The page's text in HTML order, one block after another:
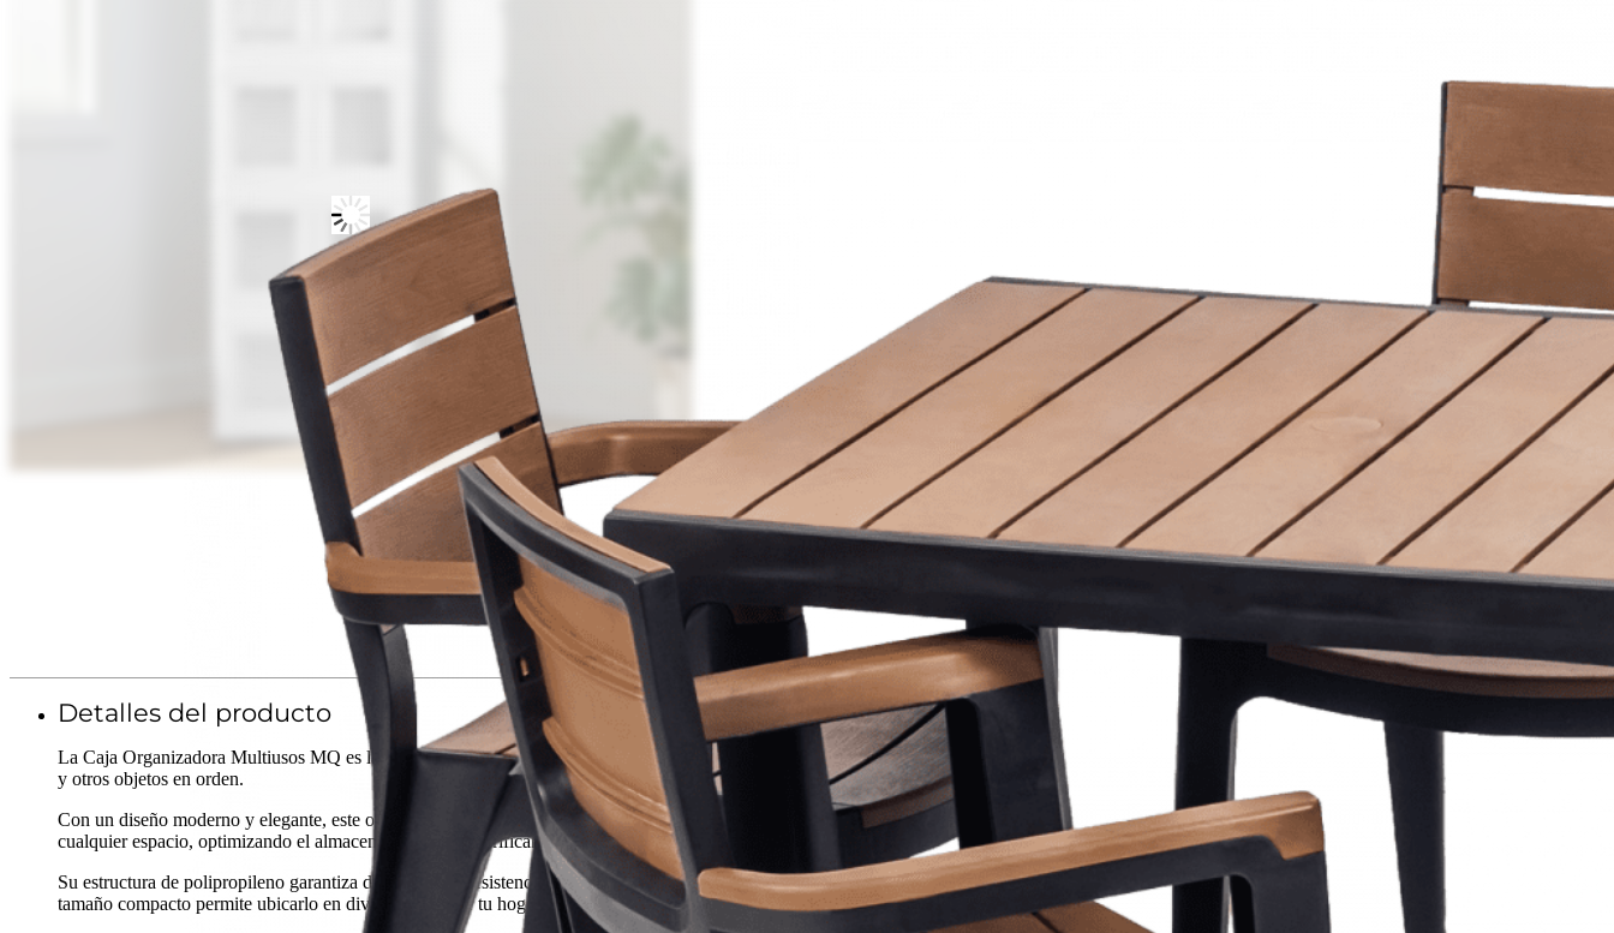
Detalles del producto
La Caja Organizadora Multiusos MQ es la solución ideal para mantener tus zapatos
y otros objetos en orden.
Con un diseño moderno y elegante, este organizador se adapta perfectamente a
cualquier espacio, optimizando el almacenamiento sin sacrificar el estilo.
Su estructura de polipropileno garantiza durabilidad y resistencia, mientras que su
tamaño compacto permite ubicarlo en diversas áreas de tu hogar.